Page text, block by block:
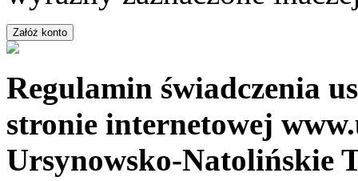
Regulamin świadczenia
stronie internetowej
Ursynowsko-Natolińskie